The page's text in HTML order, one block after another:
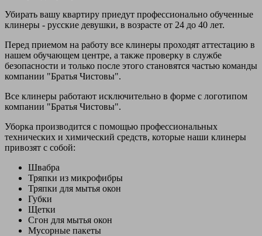
Убирать вашу квартиру приедут профессионально обученные
клинеры - русские девушки, в возрасте от 24 до 40 лет.
Перед приемом на работу все клинеры проходят аттестацию в
нашем обучающем центре, а также проверку в службе
безопасности и только после этого становятся частью команды
компании "Братья Чистовы".
Все клинеры работают исключительно в форме с логотипом
компании "Братья Чистовы".
Уборка производится с помощью профессиональных
технических и химический средств, которые наши клинеры
привозят с собой:
Швабра
Тряпки из микрофибры
Тряпки для мытья окон
Губки
Щетки
Сгон для мытья окон
Мусорные пакеты